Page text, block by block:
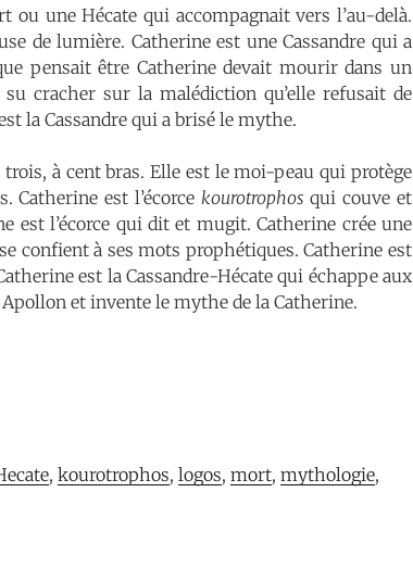
une Hécate qui accompagnait vers l’au-delà.
de lumière. Catherine est une Cassandre qui a
pensait être Catherine devait mourir dans un
cracher sur la malédiction qu’elle refusait de
la Cassandre qui a brisé le mythe.
à cent bras. Elle est le moi-peau qui protège
Catherine est l’écorce kourotrophos qui couve et
est l’écorce qui dit et mugit. Catherine crée une
confient à ses mots prophétiques. Catherine est
est la Cassandre-Hécate qui échappe aux
et invente le mythe de la Catherine.
, kourotrophos, logos, mort, mythologie